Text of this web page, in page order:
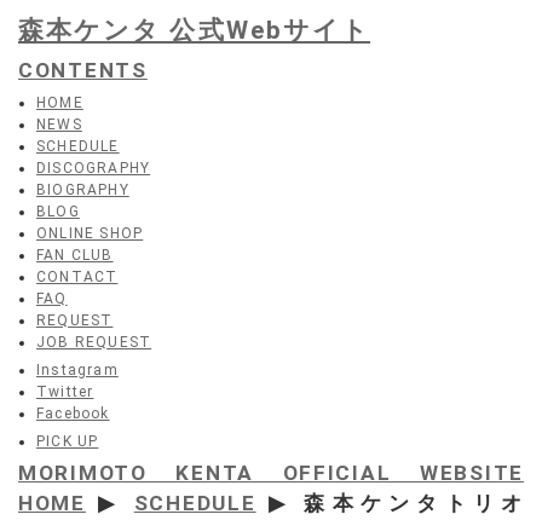
森本ケンタ 公式Webサイト
CONTENTS
HOME
NEWS
SCHEDULE
DISCOGRAPHY
BIOGRAPHY
BLOG
ONLINE SHOP
FAN CLUB
CONTACT
FAQ
REQUEST
JOB REQUEST
Instagram
Twitter
Facebook
PICK UP
MORIMOTO KENTA OFFICIAL WEBSITE
HOME
▶ SCHEDULE
▶ 森本ケンタトリオ